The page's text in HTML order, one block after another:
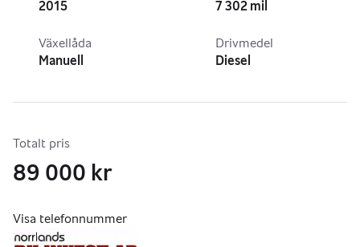
2015
7 302 mil
Växellåda
Manuell
Drivmedel
Diesel
Totalt pris
89 000 kr